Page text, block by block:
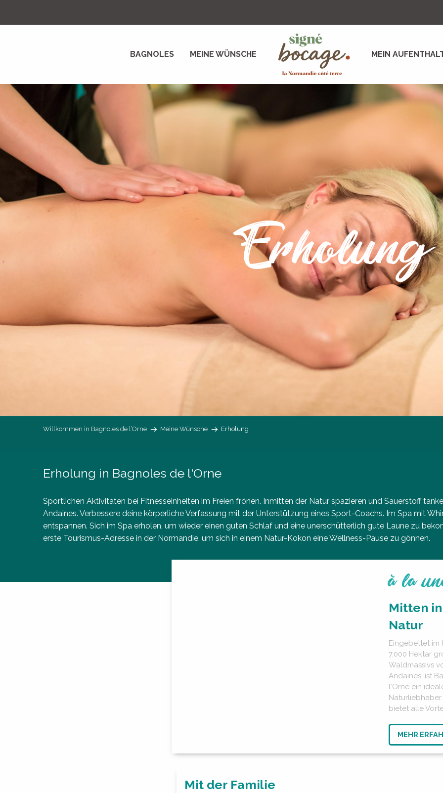
BAGNOLES MEINE WÜNSCHE MEIN
Erholung
Willkommen in Bagnoles de l’Orne Meine Wünsche Erholung
Erholung in Bagnoles de l'Orne
Sportlichen Aktivitäten bei Fitnesseinheiten im Freien frönen. Inmitten der Natur spazieren und Sauerstoff
Andaines. Verbessere deine körperliche Verfassung mit der Unterstützung eines Sport-Coachs. Im Spa mit
entspannen. Sich im Spa erholen, um wieder einen guten Schlaf und eine unerschütterlich gute Laune zu
erste Tourismus-Adresse in der Normandie, um sich in einem Natur-Kokon eine Wellness-Pause zu gönnen.
à la
Mitten
Natur
Eingebettet im
7.000 Hektar
Waldmassivs
Andaines, ist
l‘Orne ein
bietet alle
MEHR
Mit der Familie